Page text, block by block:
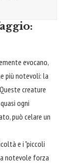
evocano,
più notevoli: la
creature
ogni
può celare un
e i "piccoli
notevole forza